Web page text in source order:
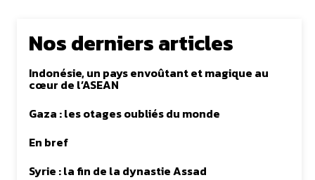
Nos derniers articles
Indonésie, un pays envoûtant et magique au
cœur de l’ASEAN
Gaza : les otages oubliés du monde
En bref
Syrie : la fin de la dynastie Assad